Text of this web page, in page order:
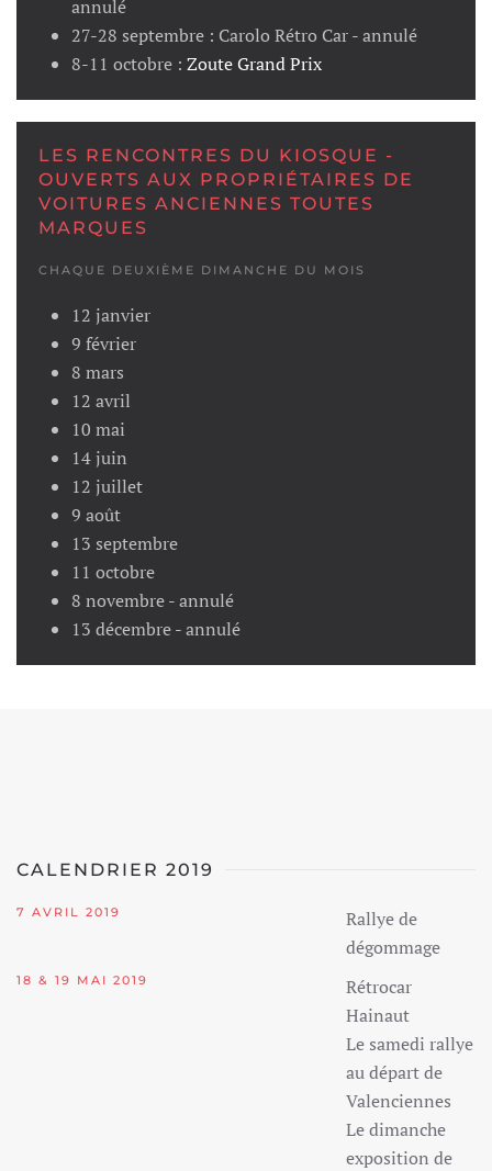
annulé
27-28 septembre : Carolo Rétro Car - annulé
8-11 octobre : Zoute Grand Prix
LES RENCONTRES DU KIOSQUE -
OUVERTS AUX PROPRIÉTAIRES DE
VOITURES ANCIENNES TOUTES
MARQUES
CHAQUE DEUXIÈME DIMANCHE DU MOIS
12 janvier
9 février
8 mars
12 avril
10 mai
14 juin
12 juillet
9 août
13 septembre
11 octobre
8 novembre - annulé
13 décembre - annulé
CALENDRIER 2019
7 AVRIL 2019
Rallye de
dégommage
18 & 19 MAI 2019
Rétrocar
Hainaut
Le samedi rallye
au départ de
Valenciennes
Le dimanche
exposition de